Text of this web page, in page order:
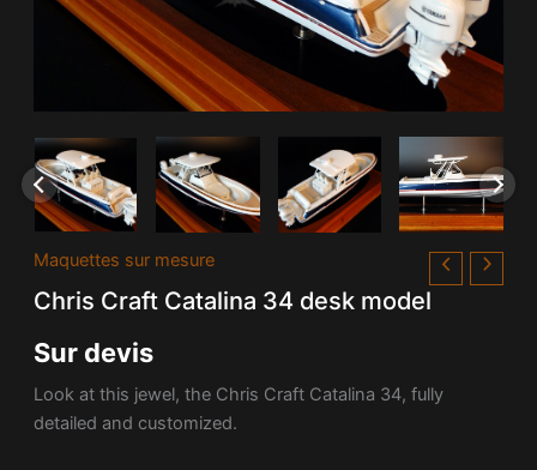
Maquettes sur mesure
Chris Craft Catalina 34 desk model
Sur devis
Look at this jewel, the Chris Craft Catalina 34, fully
detailed and customized.